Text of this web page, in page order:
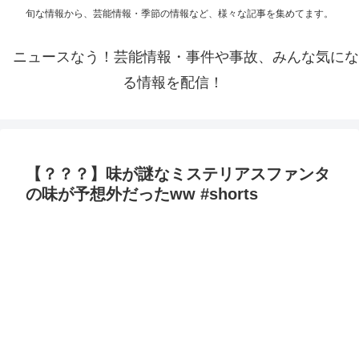
旬な情報から、芸能情報・季節の情報など、様々な記事を集めてます。
ニュースなう！芸能情報・事件や事故、みんな気にな
る情報を配信！
【？？？】味が謎なミステリアスファンタ
の味が予想外だったww #shorts